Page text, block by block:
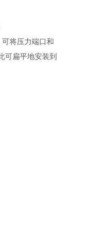
将压力端口和
可扁平地安装到